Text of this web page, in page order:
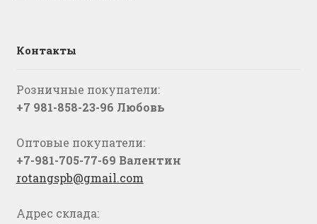
Контакты
Розничные покупатели:
+7 981-858-23-96 Любовь
Оптовые покупатели:
+7-981-705-77-69 Валентин
rotangspb@gmail.com
Адрес склада: